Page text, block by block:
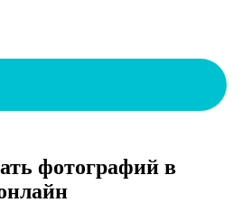
фотографий в